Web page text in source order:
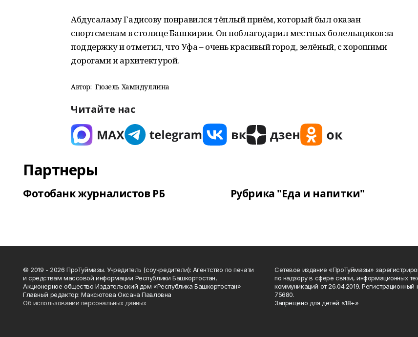
Абдусаламу Гадисову понравился тёплый приём, который был оказан
спортсменам в столице Башкирии. Он поблагодарил местных болельщиков за
поддержку и отметил, что Уфа – очень красивый город, зелёный, с хорошими
дорогами и архитектурой.
Автор: Гюзель Хамидуллина
Читайте нас
Партнеры
Фотобанк журналистов РБ Рубрика "Еда и напитки"
© 2019 - 2026 ПроТуймазы. Учредитель (соучредители): Агентство по печати
и средствам массовой информации Республики Башкортостан,
Акционерное общество Издательский дом «Республика Башкортостан»
Главный редактор: Максютова Оксана Павловна
Об использовании персональных данных
Сетевое издание «ПроТуймазы»
по надзору в сфере связи, информационных
коммуникаций от 26.04.2019.
75680.
Запрещено для детей «18+»